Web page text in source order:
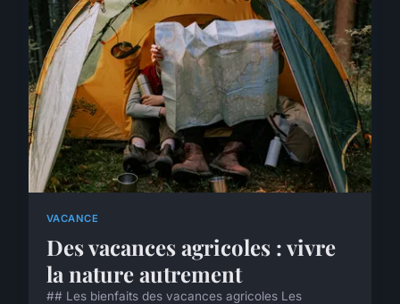
VACANCE
Des vacances agricoles : vivre
la nature autrement
## Les bienfaits des vacances agricoles Les